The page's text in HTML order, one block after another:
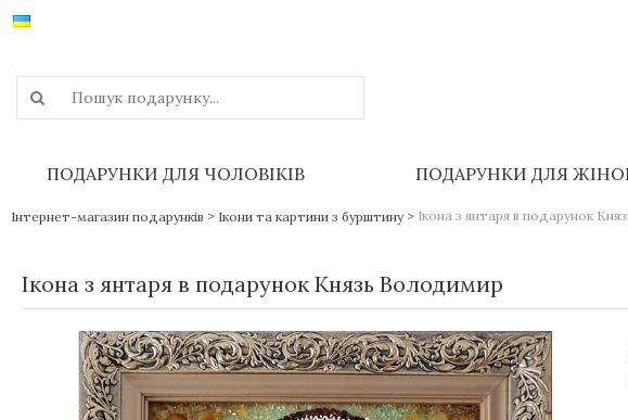
ПОДАРУНКИ ДЛЯ ЧОЛОВІКІВ ПОДАРУНКИ ДЛЯ
Інтернет-магазин подарунків > Ікони та картини з бурштину> Ікона з янтаря в подарунок
Ікона з янтаря в подарунок Князь Володимир